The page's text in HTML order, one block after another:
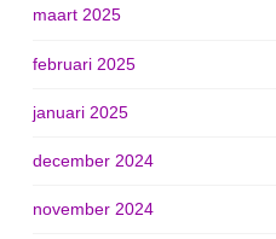
maart 2025
februari 2025
januari 2025
december 2024
november 2024